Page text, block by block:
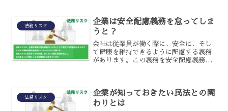
ょうか?今回は、トラブル予...
法務リスク
企業は安全配慮義務を怠ってしま
うと？
会社は従業員が働く際に、安全に、そし
て健康を維持できるように配慮する義務
があります。この義務を安全配慮義務と
従業員の働く場所を指定す...
法務リスク
企業が知っておきたい民法との関
わりとは